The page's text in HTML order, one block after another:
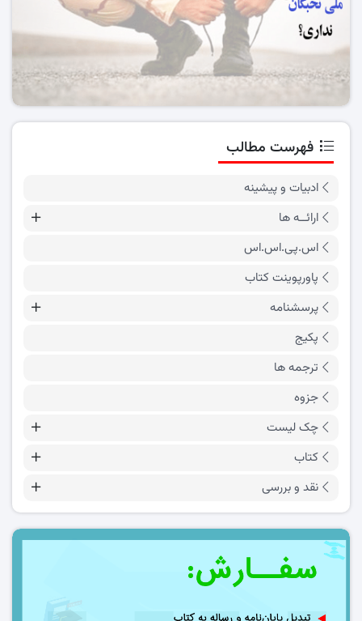
فهرست مطالب
ادبیات و پیشینه
ارائــه ها
اس.پی.اس.اس
پاورپوینت کتاب
پرسشنامه
پکیج
ترجمه ها
جزوه
چک لیست
کتاب
نقد و بررسی